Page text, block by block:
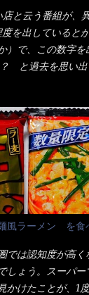
・最後の方で＜だ
、得サイズは全
と云う事も無い
、今回＜釜揚げ
あるのか？ 箱詰
く贈答用目的で
メガドンキで発見
が6束／一パック
私は幾らで、メ
づらい・・・色々
げましょう。 早速
状態です。 当家に
上がった饂飩は、
えば、稲庭饂飩的
？ 長葱無かった
どん！ 冷やし釜あ
って饂飩を盛り付
れでツルツル～と
と云う番組が、
を出していると
）で、この数字
と過去を思い
て欲しい！ カウ
たでしょう！ 何
これが標準なの
、10人前ほどある
食セット350円程
客足が絶えない人
ナブルで頂ける
す。 当時1,000
うけど・・・ これ
ぶ！ 写真は、キ
、直径30cmほど
ラーメン を食
では認知度が高
しょう。スーパ
かけたことが、1